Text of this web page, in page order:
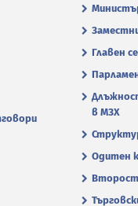
Главен
в МЗХ
Одитен